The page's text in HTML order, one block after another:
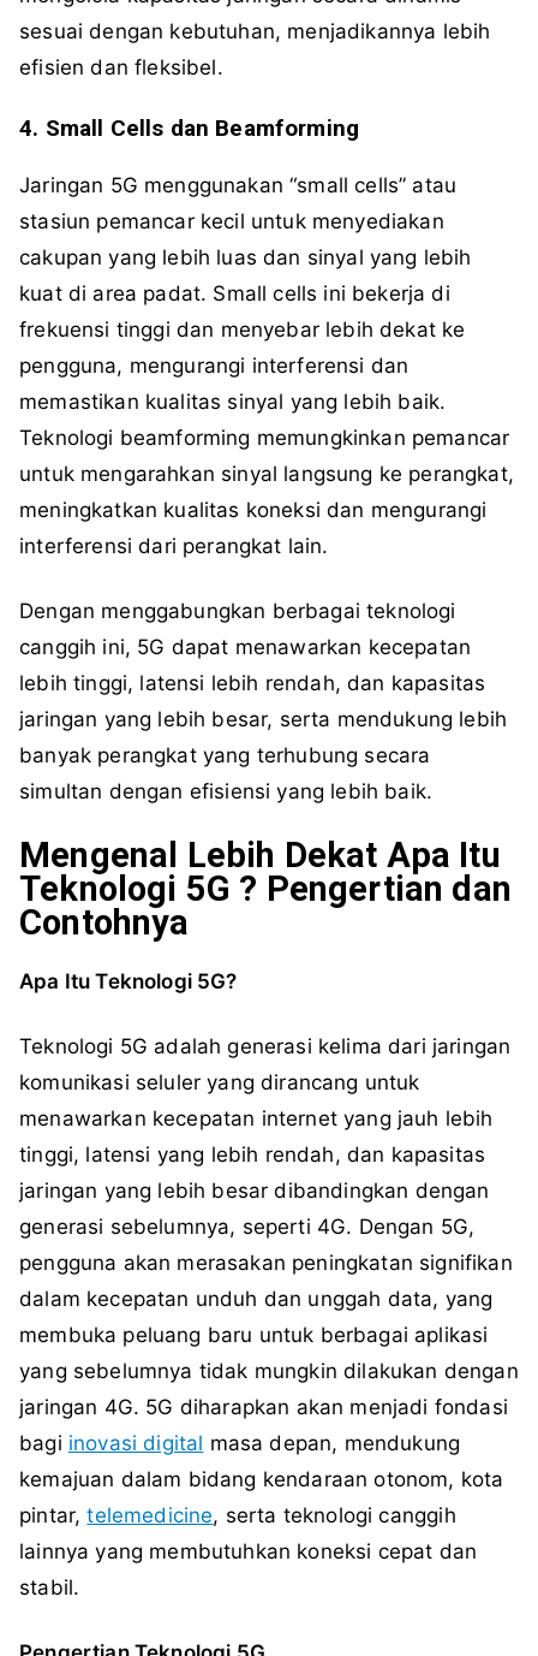
sesuai dengan kebutuhan, menjadikannya lebih
efisien dan fleksibel.
4. Small Cells dan Beamforming
Jaringan 5G menggunakan “small cells” atau
stasiun pemancar kecil untuk menyediakan
cakupan yang lebih luas dan sinyal yang lebih
kuat di area padat. Small cells ini bekerja di
frekuensi tinggi dan menyebar lebih dekat ke
pengguna, mengurangi interferensi dan
memastikan kualitas sinyal yang lebih baik.
Teknologi beamforming memungkinkan pemancar
untuk mengarahkan sinyal langsung ke perangkat,
meningkatkan kualitas koneksi dan mengurangi
interferensi dari perangkat lain.
Dengan menggabungkan berbagai teknologi
canggih ini, 5G dapat menawarkan kecepatan
lebih tinggi, latensi lebih rendah, dan kapasitas
jaringan yang lebih besar, serta mendukung lebih
banyak perangkat yang terhubung secara
simultan dengan efisiensi yang lebih baik.
Mengenal Lebih Dekat Apa Itu
Teknologi 5G ? Pengertian dan
Contohnya
Apa Itu Teknologi 5G?
Teknologi 5G adalah generasi kelima dari jaringan
komunikasi seluler yang dirancang untuk
menawarkan kecepatan internet yang jauh lebih
tinggi, latensi yang lebih rendah, dan kapasitas
jaringan yang lebih besar dibandingkan dengan
generasi sebelumnya, seperti 4G. Dengan 5G,
pengguna akan merasakan peningkatan signifikan
dalam kecepatan unduh dan unggah data, yang
membuka peluang baru untuk berbagai aplikasi
yang sebelumnya tidak mungkin dilakukan dengan
jaringan 4G. 5G diharapkan akan menjadi fondasi
bagi inovasi digital masa depan, mendukung
kemajuan dalam bidang kendaraan otonom, kota
pintar,telemedicine, serta teknologi canggih
lainnya yang membutuhkan koneksi cepat dan
stabil.